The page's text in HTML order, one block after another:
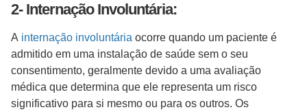
2- Internação Involuntária:
A internação involuntária ocorre quando um paciente é
admitido em uma instalação de saúde sem o seu
consentimento, geralmente devido a uma avaliação
médica que determina que ele representa um risco
significativo para si mesmo ou para os outros. Os